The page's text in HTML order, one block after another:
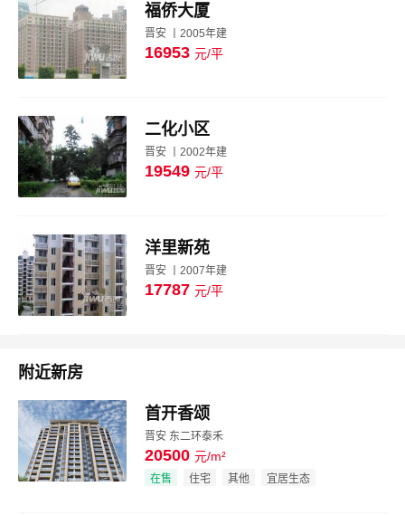
图片
福侨大厦
晋安 丨2005年建
16953 元/平
图片
二化小区
晋安 丨2002年建
19549 元/平
图片
洋里新苑
晋安 丨2007年建
17787 元/平
附近新房
效果图
首开香颂
晋安 东二环泰禾
20500 元/m²
在售 住宅 其他 宜居生态